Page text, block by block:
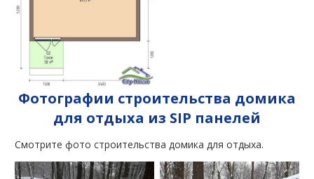
Фотографии строительства домика
для отдыха из SIP панелей
Смотрите фото строительства домика для отдыха.